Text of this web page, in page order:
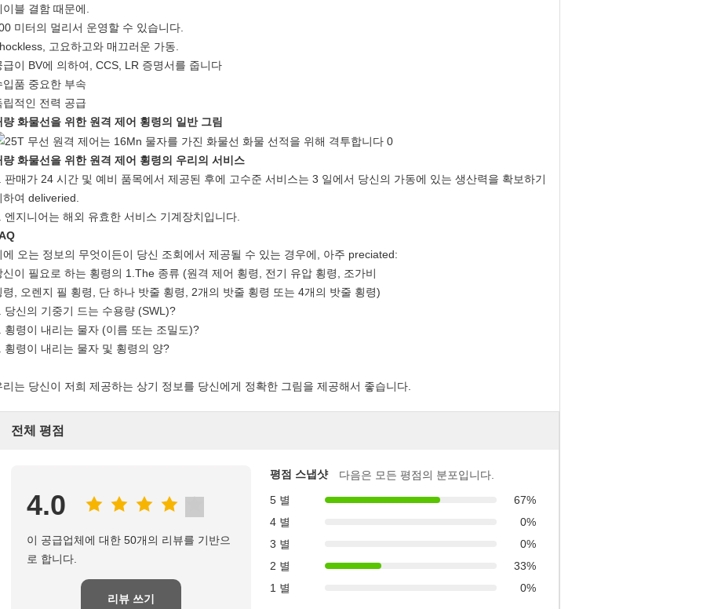
이블 결함 때문에.
미터의 멀리서 운영할 수 있습니다.
고요하고와 매끄러운 가동.
급이 BV에 의하여, CCS, LR 증명서를 줍니다
입품 중요한 부속
립적인 전력 공급
량 화물선을 위한 원격 제어 횡령의 일반 그림
량 화물선을 위한 원격 제어 횡령의 우리의 서비스
판매가 24 시간 및 예비 품목에서 제공된 후에 고수준 서비스는 3 일에서 당신의 가동에 있는 생산력을 확보하기
하여 deliveried.
엔지니어는 해외 유효한 서비스 기계장치입니다.
에 오는 정보의 무엇이든이 당신 조회에서 제공될 수 있는 경우에, 아주 preciated:
신이 필요로 하는 횡령의 1.The 종류 (원격 제어 횡령, 전기 유압 횡령, 조가비
령, 오렌지 필 횡령, 단 하나 밧줄 횡령, 2개의 밧줄 횡령 또는 4개의 밧줄 횡령)
당신의 기중기 드는 수용량 (SWL)?
횡령이 내리는 물자 (이름 또는 조밀도)?
횡령이 내리는 물자 및 횡령의 양?
리는 당신이 저희 제공하는 상기 정보를 당신에게 정확한 그림을 제공해서 좋습니다.
전체 평점
4.0
이 공급업체에 대한 50개의 리뷰를 기반으
로 합니다.
리뷰 쓰기
평점 스냅샷
다음은 모든 평점의 분포입니다.
5 별
67%
4 별
0%
3 별
0%
2 별
33%
1 별
0%